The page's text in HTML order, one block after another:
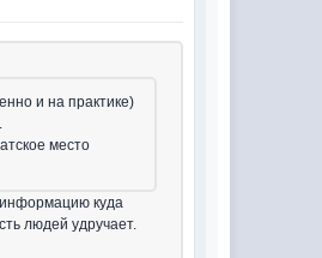
и на практике)
место
куда
людей удручает.